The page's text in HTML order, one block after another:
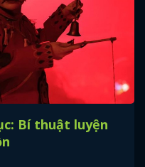
Bí thuật luyện